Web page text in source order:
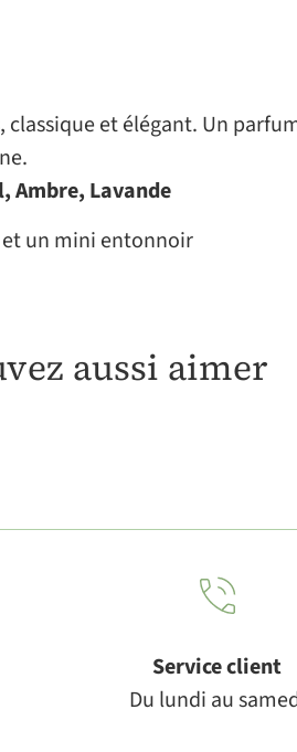
classique et élégant. Un
Ambre, Lavande
un mini entonnoir
aussi aimer
Service client
Du lundi au